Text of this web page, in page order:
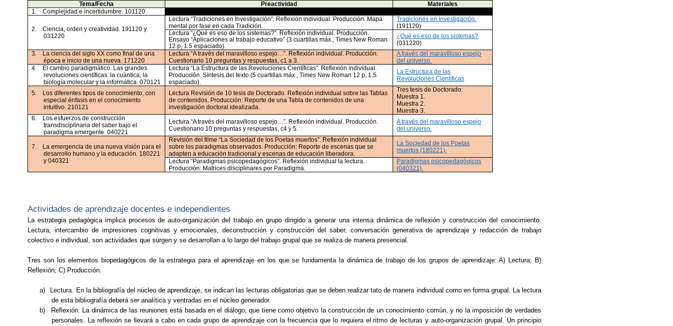
Tema/Fecha Preactividad
Materiales
1.
Complejidad e incertidumbre. 101120
2.
Ciencia, orden y creatividad. 191120 y
031220
Lectura “Tradiciones en Investigación”. Reflexión individual. Producción. Mapa
mental por fase en cada Tradición.
Tradiciones en Investigación.
(191120)
Lectura “¿Qué es eso de los sistemas?”. Reflexión individual. Producción.
Ensayo “Aplicaciones al trabajo educativo” (3 cuartillas máx., Times New Roman
12 p, 1.5 espaciado).
¿Qué es eso de los sistemas?
(031220)
3.
La ciencia del siglo XX como final de una
época e inicio de una nueva. 171220
Lectura “A través del maravilloso espejo…”. Reflexión individual. Producción.
Cuestionario 10 preguntas y respuestas, c1 a 3.
A través del maravilloso espejo
del universo.
4.
El cambio paradigmático. Las grandes
revoluciones científicas: la cuántica, la
biología molecular y la informática. 070121
Lectura “La Estructura de las Revoluciones Científicas”. Reflexión individual.
Producción. Síntesis del texto (5 cuartillas máx., Times New Roman 12 p, 1.5
espaciado).
La Estructura de las
Revoluciones Científicas
5.
Los diferentes tipos de conocimiento, con
especial énfasis en el conocimiento
intuitivo. 210121
Lectura Revisión de 10 tesis de Doctorado. Reflexión individual sobre las Tablas
de contenidos. Producción: Reporte de una Tabla de contenidos de una
investigación doctoral idealizada.
Tres tesis de Doctorado:
Muestra 1.
Muestra 2.
Muestra 3.
6.
Los esfuerzos de construcción
transdisciplinaria del saber bajo el
paradigma emergente. 040221
Lectura “A través del maravilloso espejo…”. Reflexión individual. Producción.
Cuestionario 10 preguntas y respuestas, c4 y 5.
A través del maravilloso espejo
del universo.
7.
La emergencia de una nueva visión para el
desarrollo humano y la educación. 180221
y 040321
Revisión del filme “La Sociedad de los Poetas muertos”. Reflexión individual
sobre los paradigmas observados. Producción: Reporte de escenas que se
adapten a educación tradicional y escenas de educación liberadora.
La Sociedad de los Poetas
muertos (180221).
Lectura “Paradigmas psicopedagógicos”. Reflexión individual la lectura.
Producción: Matrices disciplinares por Paradigma.
Paradigmas psicopedagógicos
(040321).
Actividades de aprendizaje docentes e independientes
La estrategia pedagógica implica procesos deauto-organización del trabajo en grupo dirigido a generar una intensa dinámica de reflexión y construcción del conocimiento.
Lectura, intercambio de impresiones cognitivas y emocionales, deconstrucción y construcción del saber, conversación generativa de aprendizaje y redacción de trabajo
colectivo e individual, son actividades que surgen y se desarrollan a lo largo del trabajo grupal que se realiza de manera presencial.
Tres son los elementos biopedagógicos de la estrategia para el aprendizaje en los que se fundamenta la dinámica de trabajo de los grupos de aprendizaje: A) Lectura; B)
Reflexión; C) Producción.
a)
Lectura. En la bibliografía del núcleo de aprendizaje, se indican las lecturas obligatorias que se deben realizar tato de manera individual como en forma grupal. La lectura
de esta bibliografía deberá ser analítica y ventradas en el núcleo generador.
b)
Reflexión. La dinámica de las reuniones está basada en el diálogo, que tiene como objetivo la construcción de un conocimiento común, y no la imposición de verdades
personales. La reflexión se llevará a cabo en cada grupo de aprendizaje con la frecuencia que lo requiera el ritmo de lecturas yauto-organización grupal. Un principio